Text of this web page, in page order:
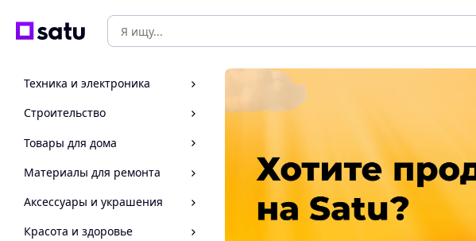
Техника и электроника
Строительство
Товары для дома
Материалы для ремонта
Аксессуары и украшения
Красота и здоровье